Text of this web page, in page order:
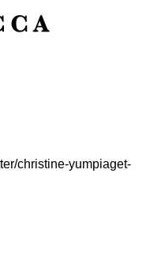
christine-yumpiaget-